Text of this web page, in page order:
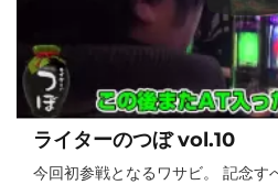
ライターのつぼ vol.10
今回初参戦となるワサビ。 記念す